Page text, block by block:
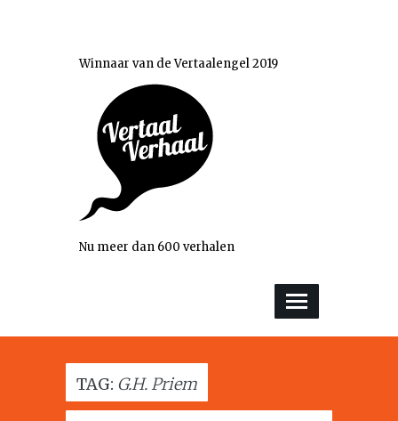
Winnaar van de Vertaalengel 2019
Nu meer dan 600 verhalen
TAG: G.H. Priem